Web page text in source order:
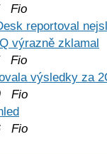
Fio
reportoval
výrazně zklamal
Fio
výsledky za
Fio
Fio